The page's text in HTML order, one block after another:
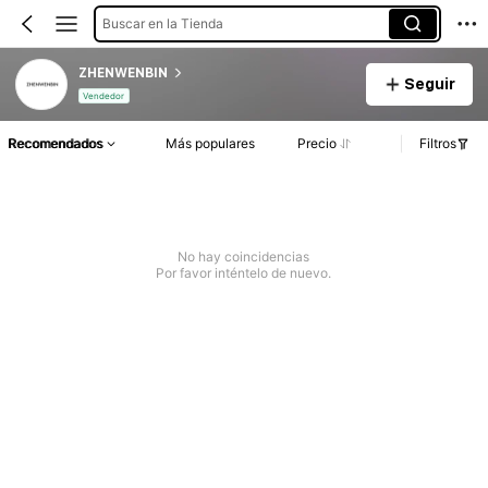
Buscar en la Tienda
ZHENWENBIN
Vendedor
Seguir
Recomendados Más populares Precio Filtros
No hay coincidencias
Por favor inténtelo de nuevo.